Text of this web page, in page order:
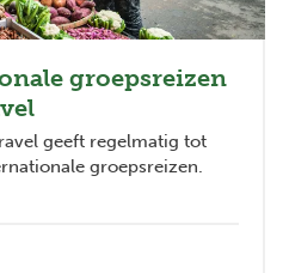
groepsreizen
geeft regelmatig tot
groepsreizen.